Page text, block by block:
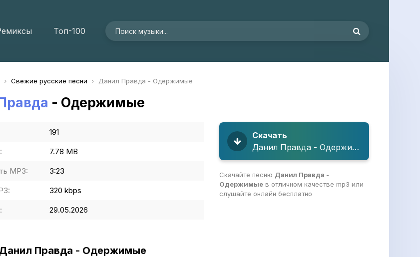
Топ-100
Свежие русские песни Данил Правда - Одержимые
- Одержимые
191
7.78 MB
MP3: 3:23
320 kbps
29.05.2026
Скачать
Данил Правда - Одержимые
Скачайте песню Данил Правда -
Одержимые в отличном качестве mp3 или
слушайте онлайн бесплатно
Правда - Одержимые